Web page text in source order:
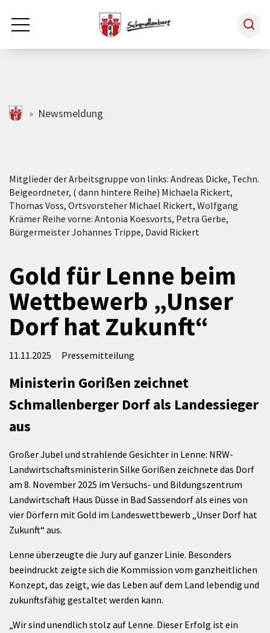
Zum Hauptinhalt springen
Rathaus & Politik
Tourismus
Freizeit & Kultur
Wirtschaft
schmallenberg.de
Newsmeldung
Mitglieder der Arbeitsgruppe von links: Andreas Dicke, Techn.
Beigeordneter, ( dann hintere Reihe) Michaela Rickert,
Thomas Voss, Ortsvorsteher Michael Rickert, Wolfgang
Krämer Reihe vorne: Antonia Koesvorts, Petra Gerbe,
Bürgermeister Johannes Trippe, David Rickert
Gold für Lenne beim
Wettbewerb „Unser
Dorf hat Zukunft“
11.11.2025 Pressemitteilung
Ministerin Gorißen zeichnet
Schmallenberger Dorf als Landessieger
aus
Großer Jubel und strahlende Gesichter in Lenne: NRW-
Landwirtschaftsministerin Silke Gorißen zeichnete das Dorf
am 8. November 2025 im Versuchs- und Bildungszentrum
Landwirtschaft Haus Düsse in Bad Sassendorf als eines von
vier Dörfern mit Gold im Landeswettbewerb „Unser Dorf hat
Zukunft“ aus.
Lenne überzeugte die Jury auf ganzer Linie. Besonders
beeindruckt zeigte sich die Kommission vom ganzheitlichen
Konzept, das zeigt, wie das Leben auf dem Land lebendig und
zukunftsfähig gestaltet werden kann.
„Wir sind unendlich stolz auf Lenne. Dieser Erfolg ist ein